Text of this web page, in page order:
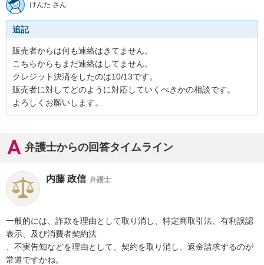
けんた さん
追記
販売者からは何も連絡はきてません。
こちらからもまだ連絡はしてません。
クレジット決済をしたのは10/13です。
販売者に対してどのように対応していくべきかの相談です。
よろしくお願いします。
弁護士からの回答タイムライン
内藤 政信 弁護士
一般的には、詐欺を理由として取り消し、特定商取引法、有利誤認
表示、及び消費者契約法
、不実告知などを理由として、契約を取り消し、返金請求するのが
常道ですかね。